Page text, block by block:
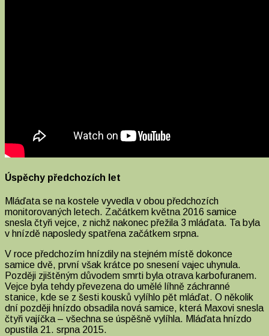
Úspěchy předchozích let
Mláďata se na kostele vyvedla v obou předchozích
monitorovaných letech. Začátkem května 2016 samice
snesla čtyři vejce, z nichž nakonec přežila 3 mláďata. Ta byla
v hnízdě naposledy spatřena začátkem srpna.
V roce předchozím hnízdily na stejném místě dokonce
samice dvě, první však krátce po snesení vajec uhynula.
Později zjištěným důvodem smrti byla otrava karbofuranem.
Vejce byla tehdy převezena do umělé líhně záchranné
stanice, kde se z šesti kousků vylíhlo pět mláďat. O několik
dní později hnízdo obsadila nová samice, která Maxovi snesla
čtyři vajíčka – všechna se úspěšně vylíhla. Mláďata hnízdo
opustila 21. srpna 2015.